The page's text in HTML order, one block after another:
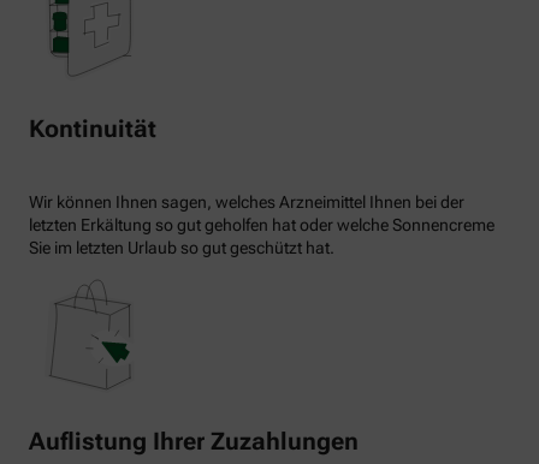
Kontinuität
Wir können Ihnen sagen, welches Arzneimittel Ihnen bei der
letzten Erkältung so gut geholfen hat oder welche Sonnencreme
Sie im letzten Urlaub so gut geschützt hat.
Auflistung Ihrer Zuzahlungen